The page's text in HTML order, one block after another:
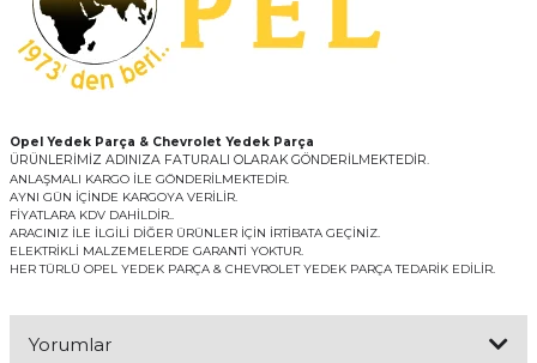
Opel Yedek Parça & Chevrolet Yedek Parça
ÜRÜNLERİMİZ ADINIZA FATURALI OLARAK GÖNDERİLMEKTEDİR.
ANLAŞMALI KARGO İLE GÖNDERİLMEKTEDİR.
AYNI GÜN İÇİNDE KARGOYA VERİLİR.
FİYATLARA KDV DAHİLDİR..
ARACINIZ İLE İLGİLİ DİĞER ÜRÜNLER İÇİN İRTİBATA GEÇİNİZ.
ELEKTRİKLİ MALZEMELERDE GARANTİ YOKTUR.
HER TÜRLÜ OPEL YEDEK PARÇA & CHEVROLET YEDEK PARÇA TEDARİK EDİLİR.
Yorumlar